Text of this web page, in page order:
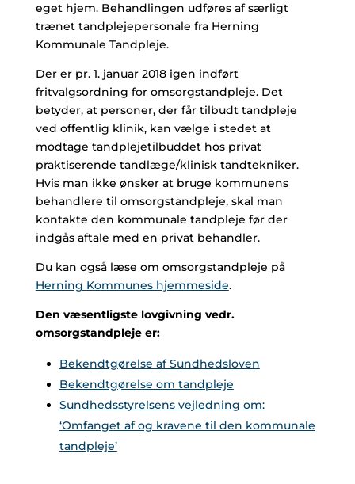
eget hjem. Behandlingen udføres af særligt
trænet tandplejepersonale fra Herning
Kommunale Tandpleje.
Der er pr. 1. januar 2018 igen indført
fritvalgsordning for omsorgstandpleje. Det
betyder, at personer, der får tilbudt tandpleje
ved offentlig klinik, kan vælge i stedet at
modtage tandplejetilbuddet hos privat
praktiserende tandlæge/klinisk tandtekniker.
Hvis man ikke ønsker at bruge kommunens
behandlere til omsorgstandpleje, skal man
kontakte den kommunale tandpleje før der
indgås aftale med en privat behandler.
Du kan også læse om omsorgstandpleje på
Herning Kommunes hjemmeside.
Den væsentligste lovgivning vedr.
omsorgstandpleje er:
Bekendtgørelse af Sundhedsloven
Bekendtgørelse om tandpleje
Sundhedsstyrelsens vejledning om:
‘Omfanget af og kravene til den kommunale
tandpleje’